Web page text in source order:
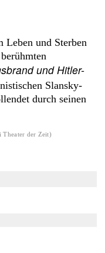
Leben und Sterben
und Hitler-
Slansky-
durch seinen
Theater der Zeit)